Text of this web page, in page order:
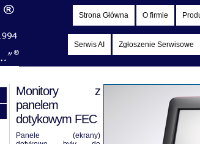
Strona Główna O firmie
Serwis AI Zgłoszenie Serwisowe
Monitory z
panelem
dotykowym FEC
Panele (ekrany)